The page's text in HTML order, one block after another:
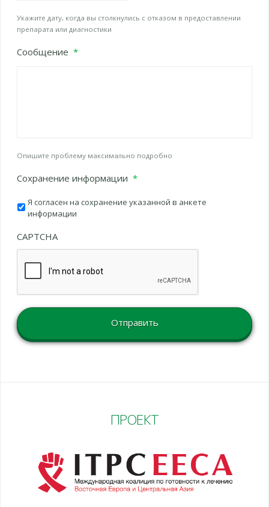
слеш
слеш
Укажите дату, когда вы столкнулись с отказом в предоставлении
препарата или диагностики
Сообщение *
Опишите проблему максимально подробно
Сохранение информации *
Я согласен на сохранение указанной в анкете
информации
CAPTCHA
ПРОЕКТ